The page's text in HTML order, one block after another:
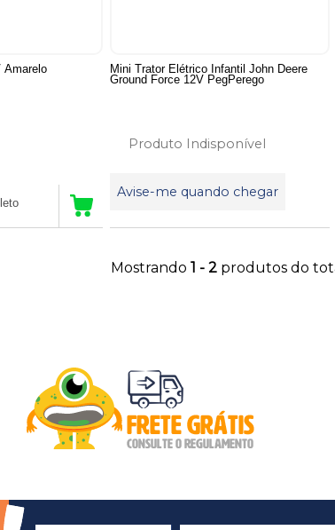
Amarelo
Mini Trator Elétrico Infantil John Deere
Ground Force 12V PegPerego
Produto Indisponível
Avise-me quando chegar
Mostrando 1 - 2 produtos do